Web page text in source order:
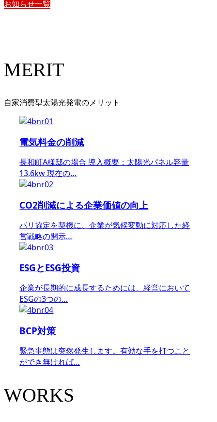
お知らせ一覧
MERIT
自家消費型太陽光発電のメリット
電気料金の削減
長和町A様邸の場合 導入概要：太陽光パネル容量
13,6kw 現在の…
CO2削減による企業価値の向上
パリ協定を契機に、企業が気候変動に対応した経
営戦略の開示…
ESGとESG投資
企業が長期的に成長するためには、経営において
ESGの3つの…
BCP対策
緊急事態は突然発生します。有効な手を打つこと
ができ無ければ…
WORKS